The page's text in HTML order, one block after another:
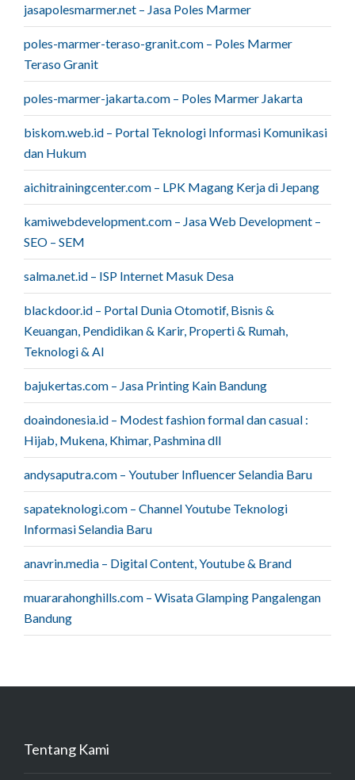
jasapolesmarmer.net – Jasa Poles Marmer
poles-marmer-teraso-granit.com – Poles Marmer
Teraso Granit
poles-marmer-jakarta.com – Poles Marmer Jakarta
biskom.web.id – Portal Teknologi Informasi Komunikasi
dan Hukum
aichitrainingcenter.com – LPK Magang Kerja di Jepang
kamiwebdevelopment.com – Jasa Web Development –
SEO – SEM
salma.net.id – ISP Internet Masuk Desa
blackdoor.id – Portal Dunia Otomotif, Bisnis &
Keuangan, Pendidikan & Karir, Properti & Rumah,
Teknologi & AI
bajukertas.com – Jasa Printing Kain Bandung
doaindonesia.id – Modest fashion formal dan casual :
Hijab, Mukena, Khimar, Pashmina dll
andysaputra.com – Youtuber Influencer Selandia Baru
sapateknologi.com – Channel Youtube Teknologi
Informasi Selandia Baru
anavrin.media – Digital Content, Youtube & Brand
muararahonghills.com – Wisata Glamping Pangalengan
Bandung
Tentang Kami